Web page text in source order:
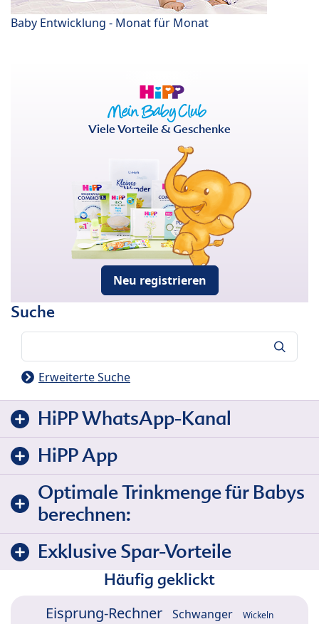
Baby Entwicklung - Monat für Monat
Viele Vorteile & Geschenke
Neu registrieren
Suche
Erweiterte Suche
HiPP WhatsApp-Kanal
HiPP App
Optimale Trinkmenge für Babys
berechnen:
Exklusive Spar-Vorteile
Häufig geklickt
Eisprung-Rechner Schwanger Wickeln